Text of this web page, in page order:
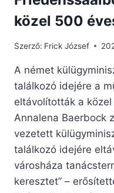
közel 500
Szerző: Frick József
A német
találkozó idejére a
eltávolították a
Annalena Baerbock
vezetett
találkozó idejére
városháza
keresztet” –